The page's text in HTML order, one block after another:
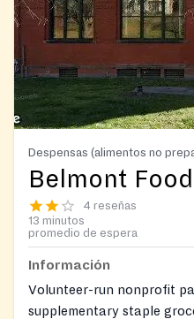
Despensas (alimentos no
Belmont
4 reseñas
13 minutos
promedio de espera
Información
Volunteer-run nonprofit
supplementary staple